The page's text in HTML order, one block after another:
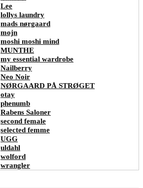
Lee
lollys laundry
mads nørgaard
mojn
moshi moshi mind
MUNTHE
my essential wardrobe
Nailberry
Neo Noir
NØRGAARD PÅ STRØGET
otay
phenumb
Rabens Saloner
second female
selected femme
UGG
uldahl
wolford
wrangler